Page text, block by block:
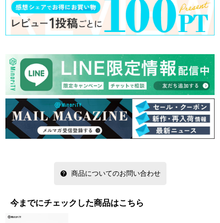
商品についてのお問い合わせ
今までにチェックした商品はこちら